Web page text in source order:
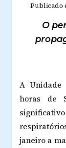
Publicado
O
A Unidade
horas de
janeiro a